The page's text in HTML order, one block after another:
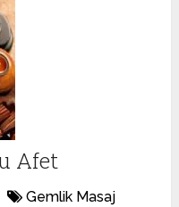
Afet
Gemlik Masaj